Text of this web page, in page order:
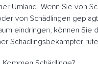
Umland. Wenn Sie von
von Schädlingen
eindringen, können Sie
Schädlingsbekämpfer